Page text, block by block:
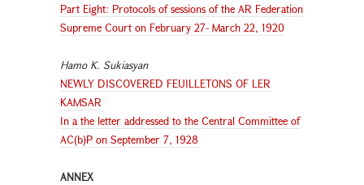
Part Eight: Protocols of sessions of the AR Federation
Supreme Court on February 27- March 22, 1920
Hamo K. Sukiasyan
NEWLY DISCOVERED FEUILLETONS OF LER
KAMSAR
In a the letter addressed to the Central Committee of
AC(b)P on September 7, 1928
ANNEX